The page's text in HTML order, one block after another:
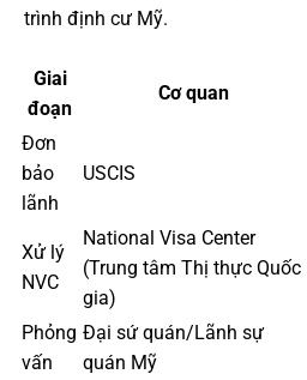
trình định cư Mỹ.
Giai
đoạn
Cơ quan
Đơn
bảo
lãnh
USCIS
Xử lý
NVC
National Visa Center
(Trung tâm Thị thực Quốc
gia)
Phỏng
vấn
Đại sứ quán/Lãnh sự
quán Mỹ